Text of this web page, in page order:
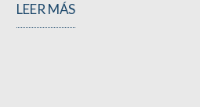
LEER MÁS